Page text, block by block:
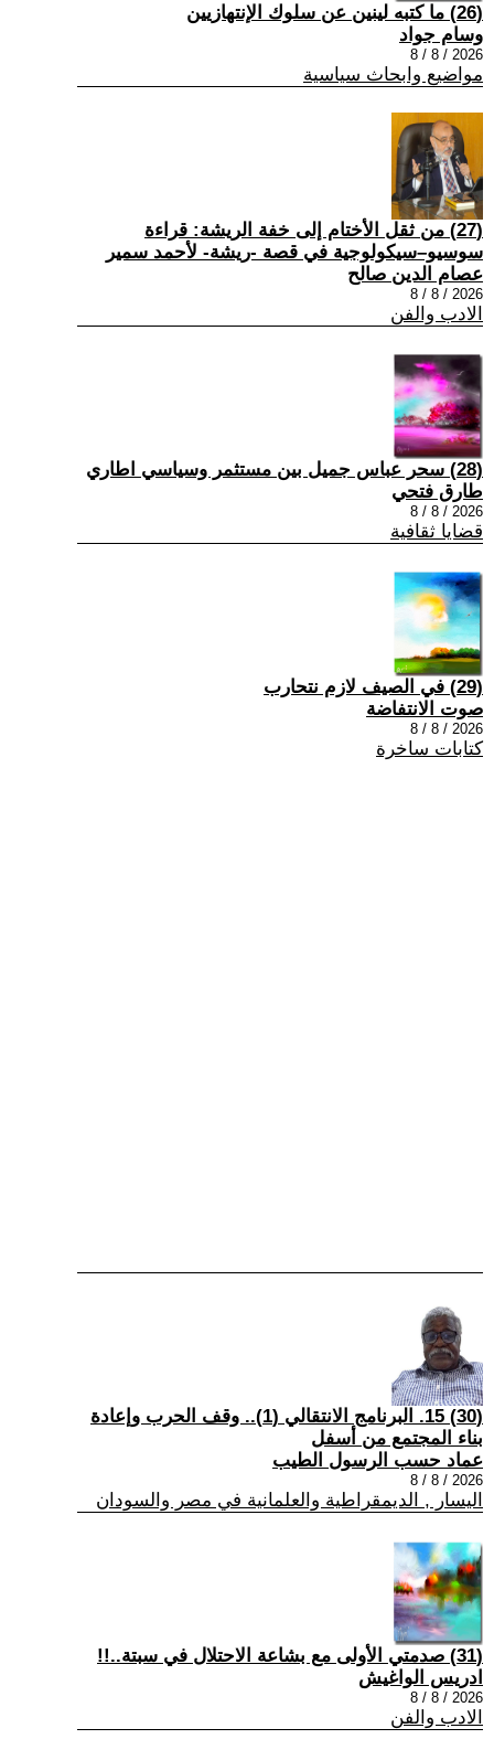
(26) ما كتبه لينين عن سلوك الإنتهازيين
وسام جواد
2026 / 8 / 8
مواضيع وابحاث سياسية
(27) من ثقل الأختام إلى خفة الريشة: قراءة
سوسيو–سيكولوجية في قصة -ريشة- لأحمد سمير
عصام الدين صالح
2026 / 8 / 8
الادب والفن
(28) سحر عباس جميل بين مستثمر وسياسي اطاري
طارق فتحي
2026 / 8 / 8
قضايا ثقافية
(29) في الصيف لازم نتحارب
صوت الانتفاضة
2026 / 8 / 8
كتابات ساخرة
(30) 15. البرنامج الانتقالي (1).. وقف الحرب وإعادة
بناء المجتمع من أسفل
عماد حسب الرسول الطيب
2026 / 8 / 8
اليسار , الديمقراطية والعلمانية في مصر والسودان
(31) صدمتي الأولى مع بشاعة الاحتلال في سبتة..!!
ادريس الواغيش
2026 / 8 / 8
الادب والفن